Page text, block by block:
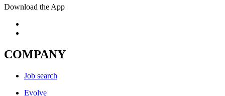
Download the App
COMPANY
Job search
Evolve